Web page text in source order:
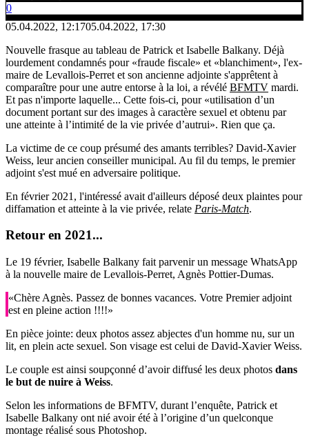
0
05.04.2022, 12:1705.04.2022, 17:30
Nouvelle frasque au tableau de Patrick et Isabelle Balkany. Déjà
lourdement condamnés pour «fraude fiscale» et «blanchiment», l'ex-
maire de Levallois-Perret et son ancienne adjointe s'apprêtent à
comparaître pour une autre entorse à la loi, a révélé BFMTV mardi.
Et pas n'importe laquelle... Cette fois-ci, pour «utilisation d’un
document portant sur des images à caractère sexuel et obtenu par
une atteinte à l’intimité de la vie privée d’autrui». Rien que ça.
La victime de ce coup présumé des amants terribles? David-Xavier
Weiss, leur ancien conseiller municipal. Au fil du temps, le premier
adjoint s'est mué en adversaire politique.
En février 2021, l'intéressé avait d'ailleurs déposé deux plaintes pour
diffamation et atteinte à la vie privée, relate Paris-Match.
Retour en 2021...
Le 19 février, Isabelle Balkany fait parvenir un message WhatsApp
à la nouvelle maire de Levallois-Perret, Agnès Pottier-Dumas.
«Chère Agnès. Passez de bonnes vacances. Votre Premier adjoint
est en pleine action !!!!»
En pièce jointe: deux photos assez abjectes d'un homme nu, sur un
lit, en plein acte sexuel. Son visage est celui de David-Xavier Weiss.
Le couple est ainsi soupçonné d’avoir diffusé les deux photos dans
le but de nuire à Weiss.
Selon les informations de BFMTV, durant l’enquête, Patrick et
Isabelle Balkany ont nié avoir été à l’origine d’un quelconque
montage réalisé sous Photoshop.